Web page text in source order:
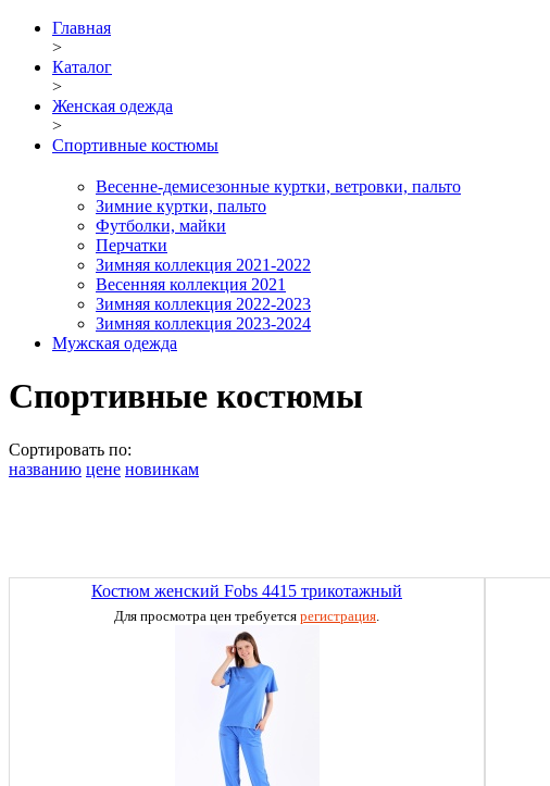
Главная
>
Каталог
>
Женская одежда
>
Спортивные костюмы
Весенне-демисезонные куртки, ветровки, пальто
Зимние куртки, пальто
Футболки, майки
Перчатки
Зимняя коллекция 2021-2022
Весенняя коллекция 2021
Зимняя коллекция 2022-2023
Зимняя коллекция 2023-2024
Мужская одежда
Спортивные костюмы
Сортировать по:
названию цене новинкам
Костюм женский Fobs 4415 трикотажный
Для просмотра цен требуется регистрация